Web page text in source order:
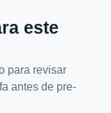
este
para revisar
antes de pre-